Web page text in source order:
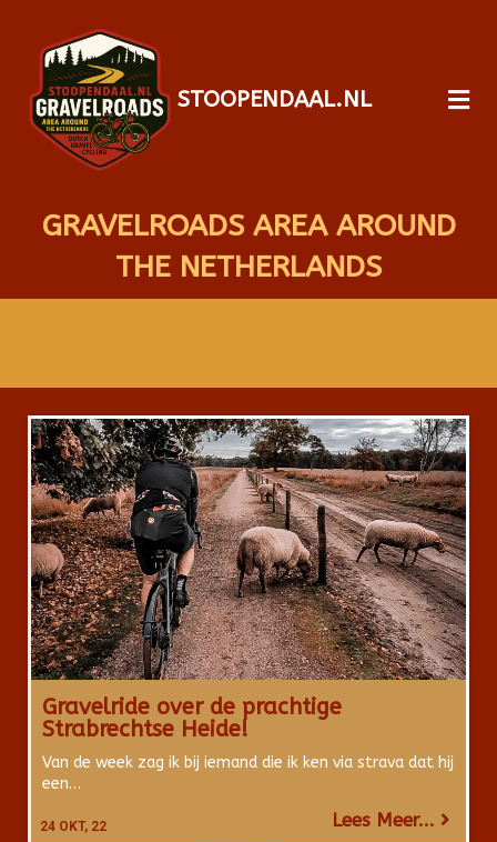
STOOPENDAAL.NL
GRAVELROADS AREA AROUND
THE NETHERLANDS
Gravelride over de prachtige
Strabrechtse Heide!
24 OKT, 22
Van de week zag ik bij iemand die ik ken via strava dat hij
een…
Lees Meer...